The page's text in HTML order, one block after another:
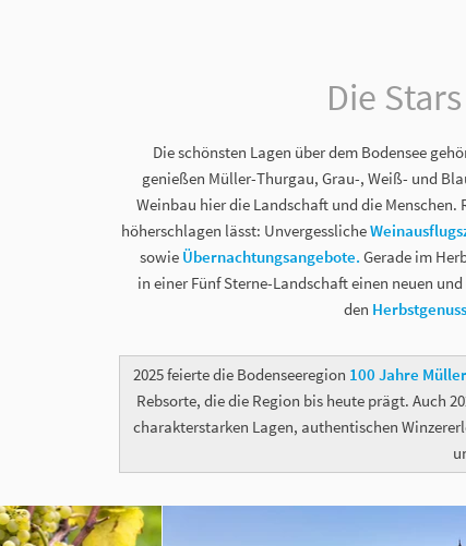
Die
Die schönsten Lagen über dem Bodensee
genießen Müller-Thurgau, Grau-, Weiß- und
Weinbau hier die Landschaft und die Menschen.
höherschlagen lässt: Unvergessliche
sowie Übernachtungsangebote. Gerade im
in einer Fünf Sterne-Landschaft einen neuen
den
2025 feierte die Bodenseeregion 100 Jahre
Rebsorte, die die Region bis heute prägt. Auch
charakterstarken Lagen, authentischen